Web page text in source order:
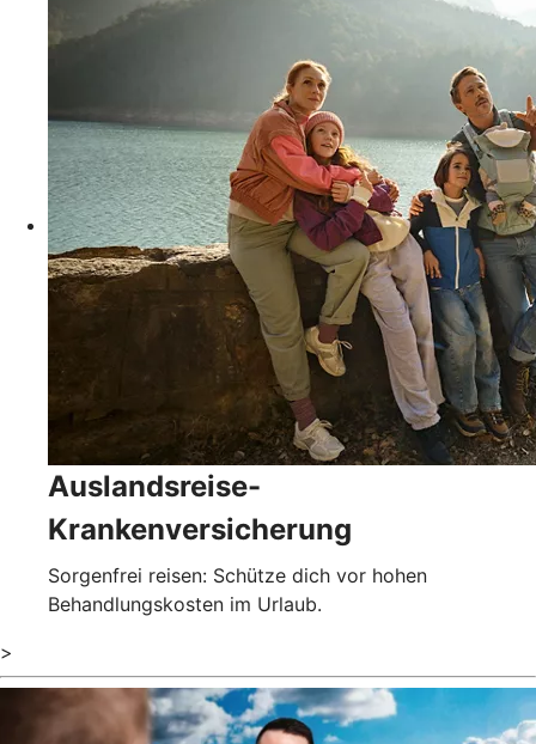
Auslandsreise-
Krankenversicherung
Sorgenfrei reisen: Schütze dich vor hohen
Behandlungskosten im Urlaub.
>